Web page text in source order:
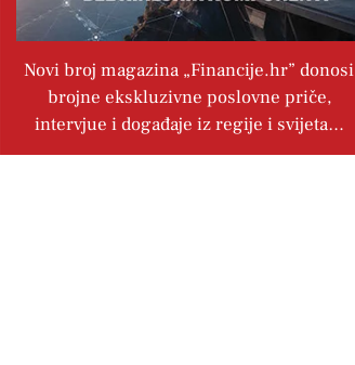
Novi broj magazina „Financije.hr” donosi
brojne ekskluzivne poslovne priče,
intervjue i događaje iz regije i svijeta…